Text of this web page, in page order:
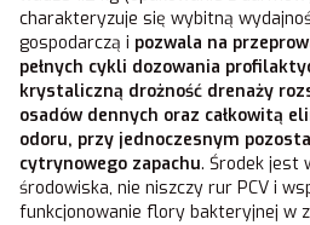
charakteryzuje się wybitną
gospodarczą i pozwala na
pełnych cykli dozowania
krystaliczną drożność drenaży
osadów dennych oraz całkowitą
odoru, przy jednoczesnym
cytrynowego zapachu. Środek jest
środowiska, nie niszczy rur PCV i
funkcjonowanie flory bakteryjnej w